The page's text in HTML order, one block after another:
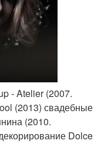
- Atelier (2007.
(2013) свадебные
(2010.
Dolce